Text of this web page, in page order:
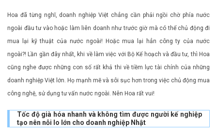
Hoa đã từng nghĩ, doanh nghiệp Việt chẳng cần phải ngồi chờ phía nước
ngoài đầu tư vào hoặc làm liên doanh như trước giờ mà có thể chủ động đi
mua lại kỹ thuật của nước ngoài! Hoặc mua lại hẳn công ty của nước
ngoài?! Lần gần đây nhất, khi về làm việc với Bộ Kế hoạch và đầu tư, thì Hoa
cũng nghe được những con số rất khả thi về tiềm lực tài chính của những
doanh nghiệp Việt lớn. Họ mạnh mẽ và sôi sục hơn trong việc chủ động mua
công nghệ, sử dụng tư vấn nước ngoài. Nên Hoa rất vui!
Tốc độ già hóa nhanh và không tìm được người kế nghiệp
tạo nên nỗi lo lớn cho doanh nghiệp Nhật